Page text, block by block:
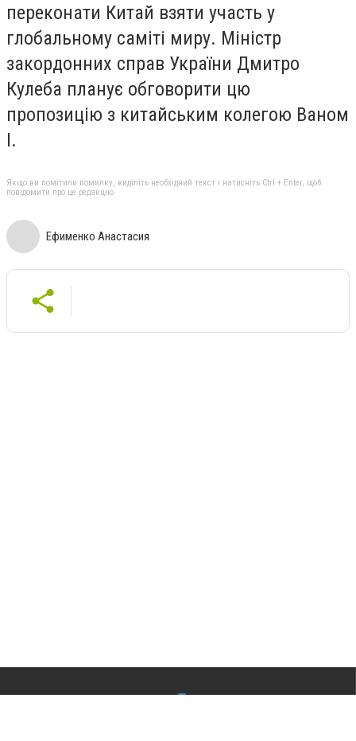
переконати Китай взяти участь у
глобальному саміті миру. Міністр
закордонних справ України Дмитро
Кулеба планує обговорити цю
пропозицію з китайським колегою Ваном
І.
Якщо ви помітили помилку, виділіть необхідний текст і натисніть Ctrl + Enter, щоб
повідомити про це редакцію
Ефименко Анастасия